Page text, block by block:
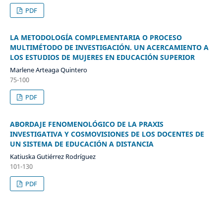
PDF
LA METODOLOGÍA COMPLEMENTARIA O PROCESO
MULTIMÉTODO DE INVESTIGACIÓN. UN ACERCAMIENTO A
LOS ESTUDIOS DE MUJERES EN EDUCACIÓN SUPERIOR
Marlene Arteaga Quintero
75-100
PDF
ABORDAJE FENOMENOLÓGICO DE LA PRAXIS
INVESTIGATIVA Y COSMOVISIONES DE LOS DOCENTES DE
UN SISTEMA DE EDUCACIÓN A DISTANCIA
Katiuska Gutiérrez Rodríguez
101-130
PDF